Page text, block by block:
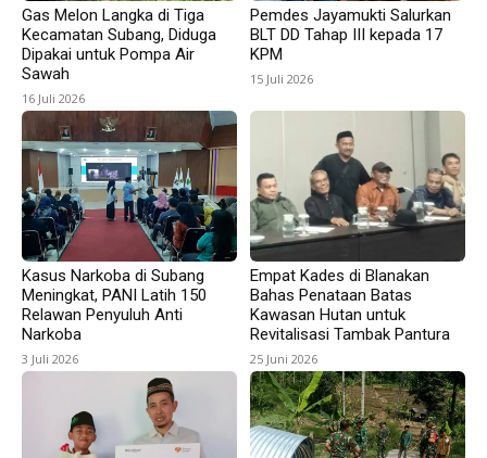
Gas Melon Langka di Tiga
Kecamatan Subang, Diduga
Dipakai untuk Pompa Air
Sawah
16 Juli 2026
Pemdes Jayamukti Salurkan
BLT DD Tahap III kepada 17
KPM
15 Juli 2026
Kasus Narkoba di Subang
Meningkat, PANI Latih 150
Relawan Penyuluh Anti
Narkoba
3 Juli 2026
Empat Kades di Blanakan
Bahas Penataan Batas
Kawasan Hutan untuk
Revitalisasi Tambak Pantura
25 Juni 2026